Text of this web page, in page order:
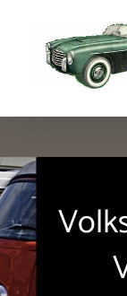
springen